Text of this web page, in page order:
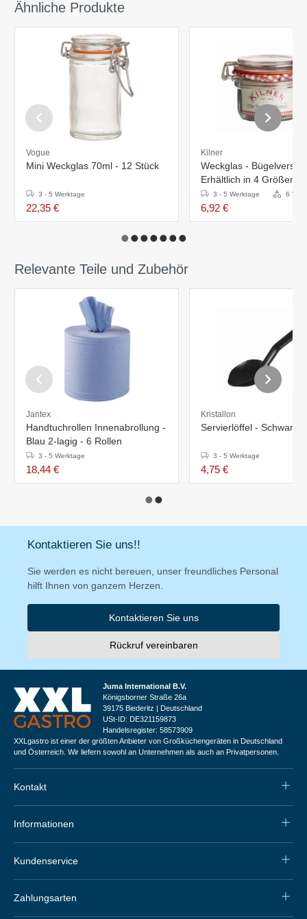
Ähnliche Produkte
Vogue
Mini Weckglas 70ml - 12 Stück
3 - 5 Werktage
22,35 €
Kilner
Weckglas -
Erhältlich in 4 Größen
3 - 5 Werktage 6
6,92 €
Relevante Teile und Zubehör
Jantex
Handtuchrollen Innenabrollung -
Blau 2-lagig - 6 Rollen
3 - 5 Werktage
18,44 €
Kristallon
Servierlöffel - Schwarz -
3 - 5 Werktage
4,75 €
Kontaktieren Sie uns!!
Sie werden es nicht bereuen, unser freundliches Personal
hilft Ihnen von ganzem Herzen.
Kontaktieren Sie uns
Rückruf vereinbaren
Juma International B.V.
Königsborner Straße 26a
39175 Biederitz | Deutschland
USt-ID: DE321159873
Handelsregister: 58573909
XXLgastro ist einer der größten Anbieter von Großküchengeräten in Deutschland
und Österreich. Wir liefern sowohl an Unternehmen als auch an Privatpersonen.
Kontakt
Informationen
Kundenservice
Zahlungsarten